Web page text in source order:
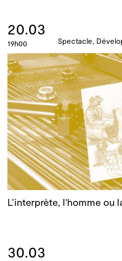
20.03
19h00
L’interprète, l'homme ou
30.03